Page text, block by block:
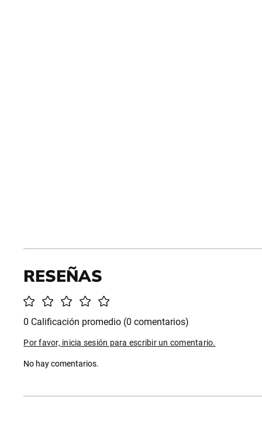
0 Calificación promedio (0 comentarios)
Por favor, inicia sesión para escribir un comentario.
No hay comentarios.